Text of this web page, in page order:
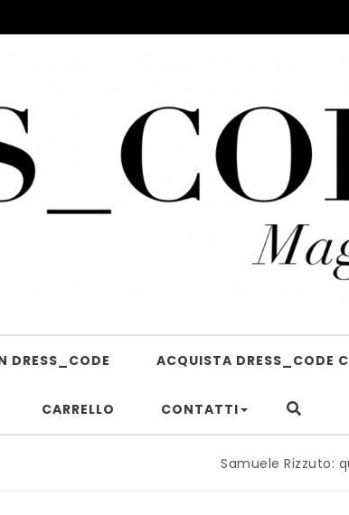
DRESS_CODE ACQUISTA DRESS_CODE
CARRELLO CONTATTI
Samuele Rizzuto: